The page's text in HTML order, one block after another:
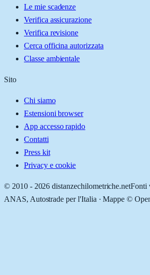
Le mie scadenze
Verifica assicurazione
Verifica revisione
Cerca officina autorizzata
Classe ambientale
Sito
Chi siamo
Estensioni browser
App accesso rapido
Contatti
Press kit
Privacy e cookie
© 2010 - 2026 distanzechilometriche.netFonti
ANAS, Autostrade per l'Italia · Mappe ©